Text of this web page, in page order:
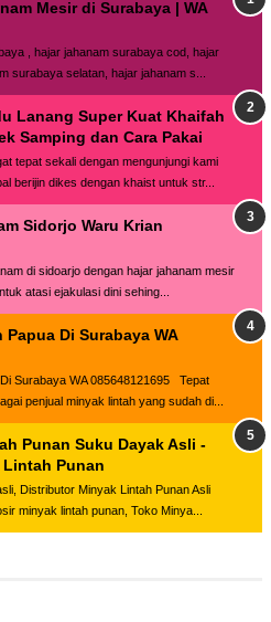
Mesir di Surabaya | WA
, hajar jahanam surabaya cod, hajar
surabaya selatan, hajar jahanam s...
Lanang Super Kuat Khaifah
Samping dan Cara Pakai
tepat sekali dengan mengunjungi kami
berijin dikes dengan khaist untuk str...
Sidorjo Waru Krian
di sidoarjo dengan hajar jahanam mesir
atasi ejakulasi dini sehing...
Di Surabaya WA
Surabaya WA 085648121695 Tepat
penjual minyak lintah yang sudah di...
Punan Suku Dayak Asli -
Punan
Distributor Minyak Lintah Punan Asli
minyak lintah punan, Toko Minya...